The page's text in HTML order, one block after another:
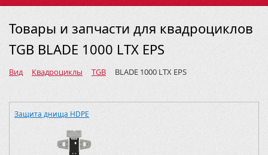
Товары и запчасти для квадроциклов
TGB BLADE 1000 LTX EPS
Вид Квадроциклы TGB BLADE 1000 LTX EPS
Защита днища HDPE